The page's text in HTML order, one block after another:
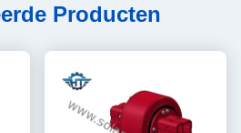
Producten